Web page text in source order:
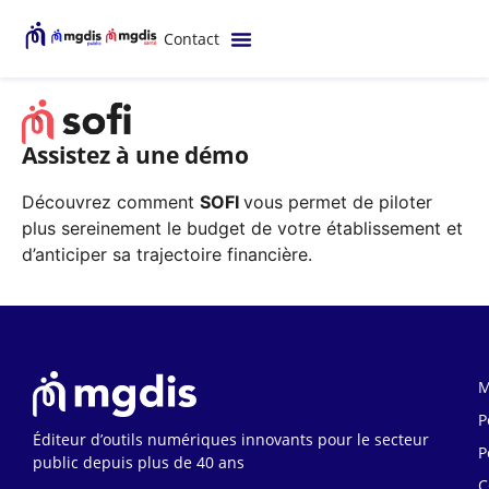
Contact
Assistez à une démo
Découvrez comment SOFI vous permet de piloter
plus sereinement le budget de votre établissement et
d’anticiper sa trajectoire financière.
Éditeur d’outils numériques innovants pour le secteur
public depuis plus de 40 ans